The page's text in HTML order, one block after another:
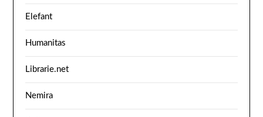
Elefant
Humanitas
Librarie.net
Nemira